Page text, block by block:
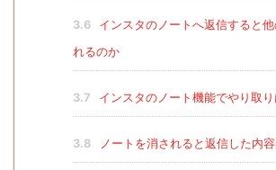
3.6
インスタのノートへ返信すると
れるのか
3.7 インスタのノート機能でやり取
3.8 ノートを消されると返信した内